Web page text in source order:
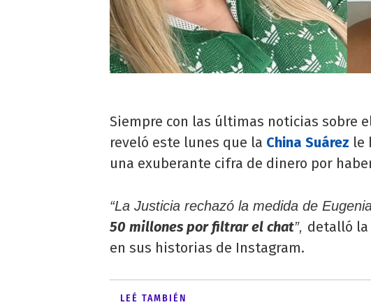
Siempre con las últimas noticias sobre
reveló este lunes que la China Suárez le
una exuberante cifra de dinero por
“La Justicia rechazó la medida de
50 millones por filtrar el chat”, detalló
en sus historias de Instagram.
LEÉ TAMBIÉN